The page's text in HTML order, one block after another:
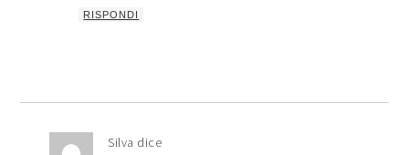
RISPONDI
Silva dice